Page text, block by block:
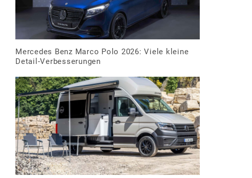
Mercedes Benz Marco Polo 2026: Viele kleine
Detail-Verbesserungen